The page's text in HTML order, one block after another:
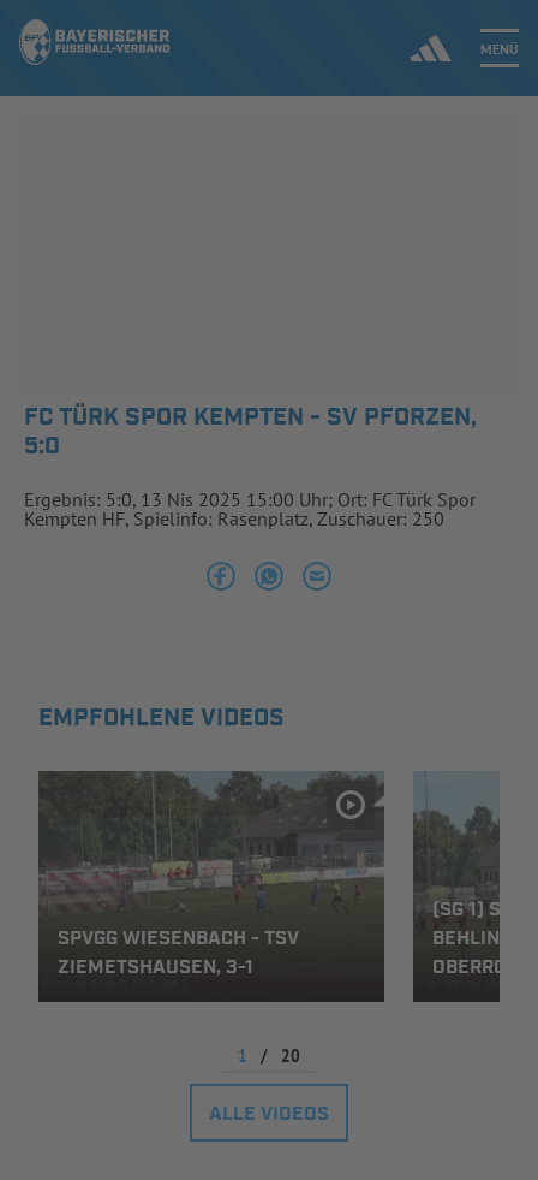
MENÜ
AUSBILDUNG & FÖRDERUNG
INFOTHEK SPIELPLUS
FC TÜRK SPOR KEMPTEN - SV PFORZEN,
5:0
Ergebnis: 5:0, 13 Nis 2025 15:00 Uhr; Ort: FC Türk Spor
Kempten HF, Spielinfo: Rasenplatz, Zuschauer: 250
EMPFOHLENE VIDEOS
SPVGG WIESENBACH - TSV
ZIEMETSHAUSEN, 3-1
(SG 1)
1 / 20
ALLE VIDEOS